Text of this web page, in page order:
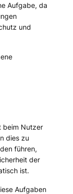
Aufgabe, da
und
beim Nutzer
dies zu
führen,
der
ist.
Aufgaben